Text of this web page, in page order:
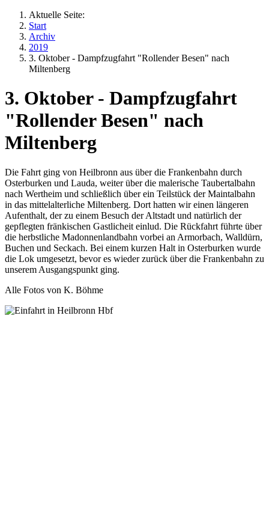
Aktuelle Seite:
Start
Archiv
2019
3. Oktober - Dampfzugfahrt "Rollender Besen" nach
Miltenberg
3. Oktober - Dampfzugfahrt
"Rollender Besen" nach
Miltenberg
Die Fahrt ging von Heilbronn aus über die Frankenbahn durch
Osterburken und Lauda, weiter über die malerische Taubertalbahn
nach Wertheim und schließlich über ein Teilstück der Maintalbahn
in das mittelalterliche Miltenberg. Dort hatten wir einen längeren
Aufenthalt, der zu einem Besuch der Altstadt und natürlich der
gepflegten fränkischen Gastlicheit einlud. Die Rückfahrt führte über
die herbstliche Madonnenlandbahn vorbei an Armorbach, Walldürn,
Buchen und Seckach. Bei einem kurzen Halt in Osterburken wurde
die Lok umgesetzt, bevor es wieder zurück über die Frankenbahn zu
unserem Ausgangspunkt ging.
Alle Fotos von K. Böhme